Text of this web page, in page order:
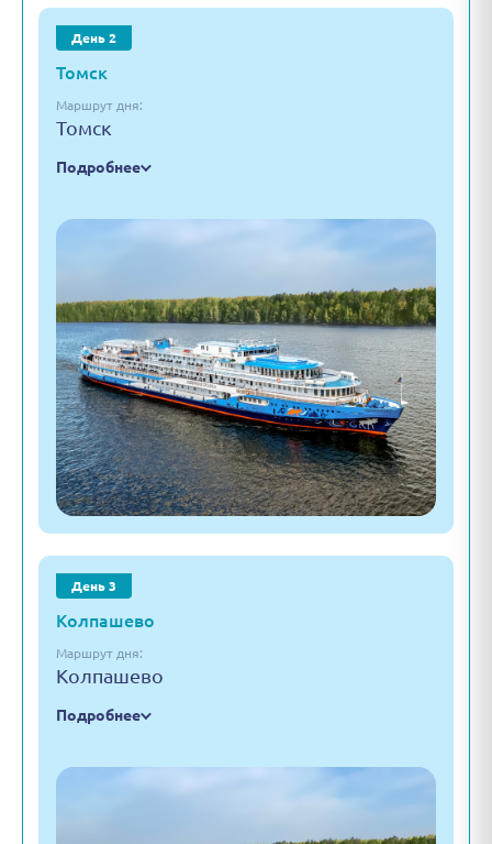
День 2
Томск
Маршрут дня:
Томск
Подробнее
День 3
Колпашево
Маршрут дня:
Колпашево
Подробнее